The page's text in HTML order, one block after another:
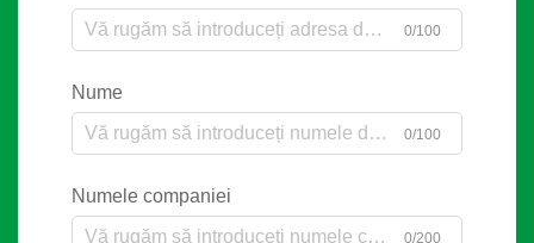
0/100
Nume
0/100
Numele companiei
0/200